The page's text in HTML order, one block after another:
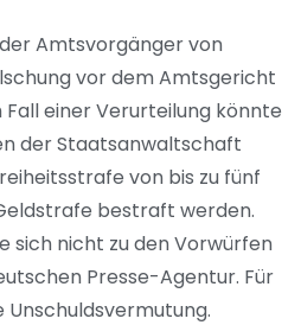
Amtsvorgänger von
vor dem Amtsgericht
Fall einer Verurteilung könnte
der Staatsanwaltschaft
von bis zu fünf
bestraft werden.
sich nicht zu den Vorwürfen
Presse-Agentur. Für